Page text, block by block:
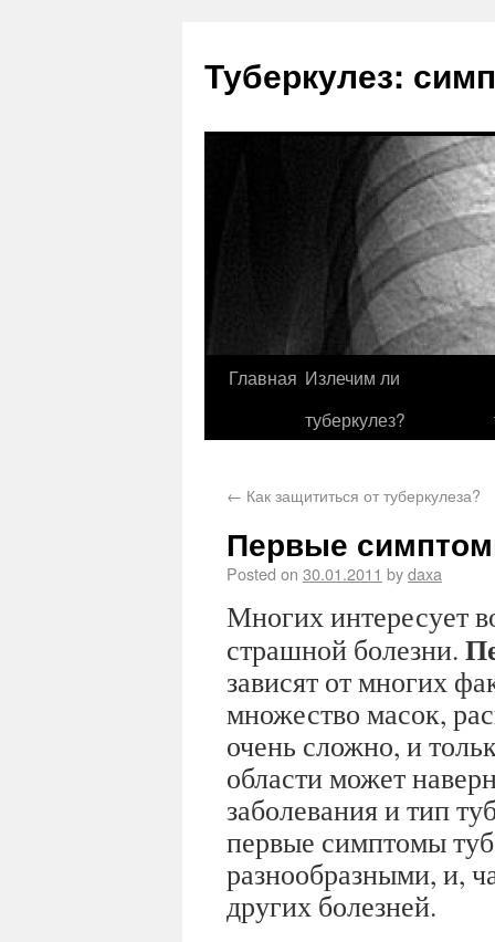
Туберкулез:
Главная Излечим ли
туберкулез?
← Как защититься от туберкулеза?
Первые
Posted on 30.01.2011 bydaxa
Многих интересует
страшной болезни.
зависят от многих
множество масок,
очень сложно, и
области может
заболевания и тип
первые симптомы
разнообразными, и,
других болезней.